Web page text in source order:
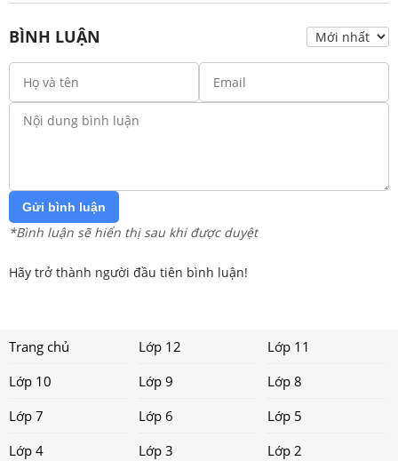
BÌNH LUẬN
Gửi bình luận
*Bình luận sẽ hiển thị sau khi được duyệt
Hãy trở thành người đầu tiên bình luận!
Trang chủ Lớp 12
Lớp 11
Lớp 10
Lớp 9
Lớp 8
Lớp 7
Lớp 6
Lớp 5
Lớp 4
Lớp 3 Lớp 2